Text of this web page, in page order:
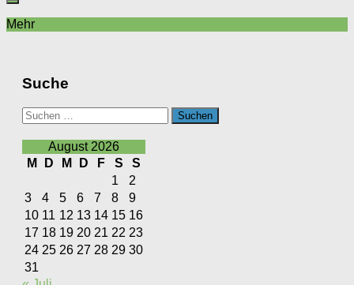
Mehr
Suche
Suchen
nach:
August 2026
M
D M D F S
S
1
2
3
4 5 6 7 8
9
10 11 12 13 14 15 16
17 18 19 20 21 22 23
24 25 26 27 28 29 30
31